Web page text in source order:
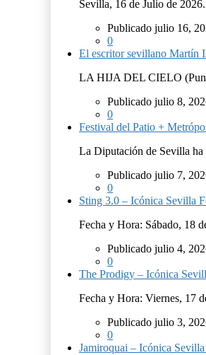
Sevilla, 16 de Julio de
Publicado julio 16,
0
El escritor sevillano Martín
LA HIJA DEL CIELO
Publicado julio 8,
0
Festival del Patio +
La Diputación de Sevilla ha
Publicado julio 7,
0
Sting 3.0 – Icónica Sevilla
Fecha y Hora: Sábado, 18
Publicado julio 4,
0
The Prodigy – Icónica
Fecha y Hora: Viernes, 17
Publicado julio 3,
0
Jamiroquai – Icónica